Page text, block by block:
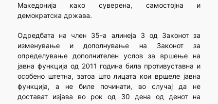
Македонија како суверена, самостојна и
демократска држава.
Одредбата на член 35-а алинеја 3 од Законот за
изменување и дополнување на Законот за
определување дополнителен услов за вршење на
јавна функција од 2011 година била противуставна и
особено штетна, затоа што лицата кои вршеле јавна
функција, а не биле починати, во случај да не
достават изјава во рок од 30 дена од денот на